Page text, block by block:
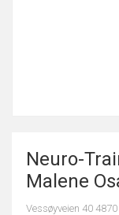
Neuro-
Malene
Vessøyveien 40 4870